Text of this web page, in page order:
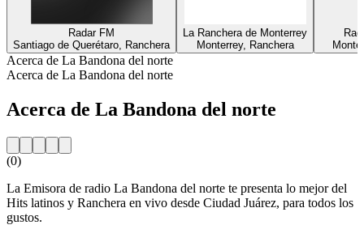
Radar FM
Santiago de Querétaro, Ranchera
La Ranchera de Monterrey
Monterrey, Ranchera
Acerca de La Bandona del norte
Acerca de La Bandona del norte
Acerca de La Bandona del norte
(0)
La Emisora de radio La Bandona del norte te presenta lo mejor del
Hits latinos y Ranchera en vivo desde Ciudad Juárez, para todos los
gustos.